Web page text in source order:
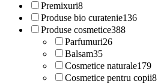
Premixuri8
Produse bio curatenie136
Produse cosmetice388
Parfumuri26
Balsam35
Cosmetice naturale179
Cosmetice pentru copii8